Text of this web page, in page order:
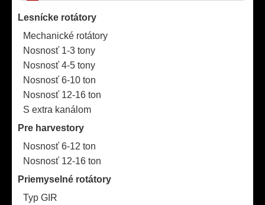
Lesnícke rotátory
Mechanické rotátory
Nosnosť 1-3 tony
Nosnosť 4-5 tony
Nosnosť 6-10 ton
Nosnosť 12-16 ton
S extra kanálom
Pre harvestory
Nosnosť 6-12 ton
Nosnosť 12-16 ton
Priemyselné rotátory
Typ GIR